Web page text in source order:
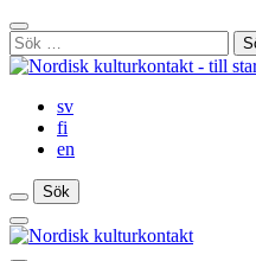
Gå
till
innehåll
Stäng
sökfält
Sök
efter:
sv
fi
en
Sök
Sök
Sök
Huvudmeny